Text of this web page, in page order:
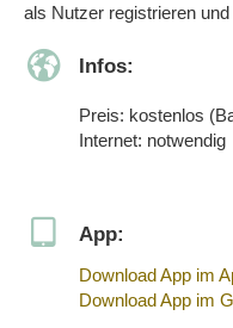
als Nutzer registrieren
Infos:
Preis: kostenlos
Internet: notwendig
App:
Download App im
Download App im